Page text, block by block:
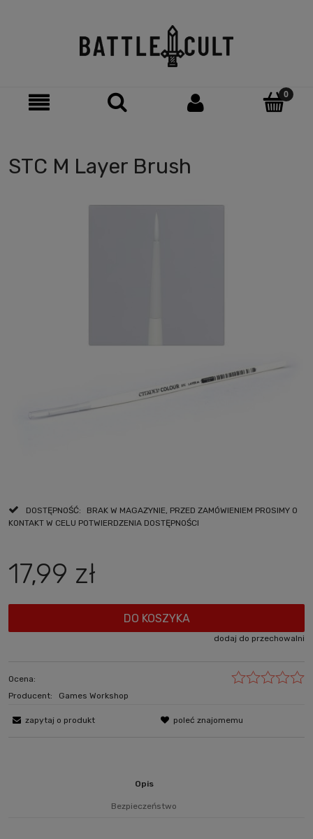
STC M Layer Brush
DOSTĘPNOŚĆ:
BRAK W MAGAZYNIE, PRZED ZAMÓWIENIEM PROSIMY O
KONTAKT W CELU POTWIERDZENIA DOSTĘPNOŚCI
17,99 zł
DO KOSZYKA
dodaj do przechowalni
Ocena:
Producent:
Games Workshop
zapytaj o produkt poleć znajomemu
Opis
Bezpieczeństwo